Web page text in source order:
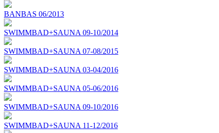
BANBAS 06/2013
SWIMMBAD+SAUNA 09-10/2014
SWIMMBAD+SAUNA 07-08/2015
SWIMMBAD+SAUNA 03-04/2016
SWIMMBAD+SAUNA 05-06/2016
SWIMMBAD+SAUNA 09-10/2016
SWIMMBAD+SAUNA 11-12/2016